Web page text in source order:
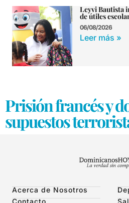
Leyvi Bautista
de útiles
06/08/2026
Leer más »
Prisión francés y
supuestos
Acerca de Nosotros
Contacto